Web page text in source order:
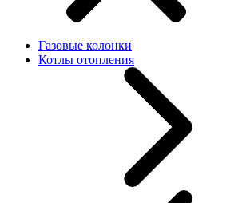
Газовые колонки
Котлы отопления